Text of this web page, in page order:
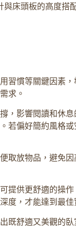
床頭板的高度搭
習慣等關鍵因素
求。
，影響閱讀和休
若偏好簡約風格
取放物品，避免
提供更舒適的操
度，才能達到最佳
既舒適又美觀的臥